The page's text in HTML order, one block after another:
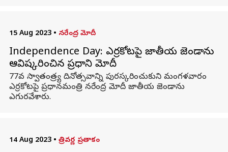
15 Aug 2023 • నరేంద్ర మోదీ
Independence Day: ఎర్రకోటపై జాతీయ జెండాను
ఆవిష్కరించిన ప్రధాని మోదీ
77వ స్వాతంత్ర్య దినోత్సవాన్ని పురస్కరించుకుని మంగళవారం
ఎర్రకోటపై ప్రధానమంత్రి నరేంద్ర మోదీ జాతీయ జెండాను
ఎగురవేశారు.
14 Aug 2023 • త్రివర్ణ ప్రతాకం